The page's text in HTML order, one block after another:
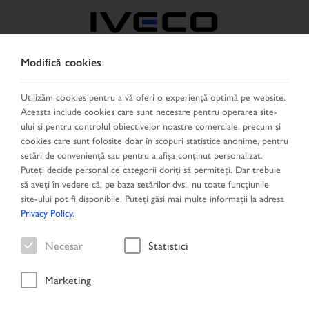
ROMÂNIA
SELECTEAZĂ ŢARA SCHIMBĂ LIMBA
Toggle
navigation
MENU
Modifică cookies
Utilizăm cookies pentru a vă oferi o experiență optimă pe website.
Aceasta include cookies care sunt necesare pentru operarea site-
ului și pentru controlul obiectivelor noastre comerciale, precum și
cookies care sunt folosite doar în scopuri statistice anonime, pentru
setări de conveniență sau pentru a afișa conținut personalizat.
Puteți decide personal ce categorii doriți să permiteți. Dar trebuie
să aveți în vedere că, pe baza setărilor dvs., nu toate funcțiunile
site-ului pot fi disponibile. Puteți găsi mai multe informații la adresa
Privacy Policy.
Necesar Statistici
Marketing